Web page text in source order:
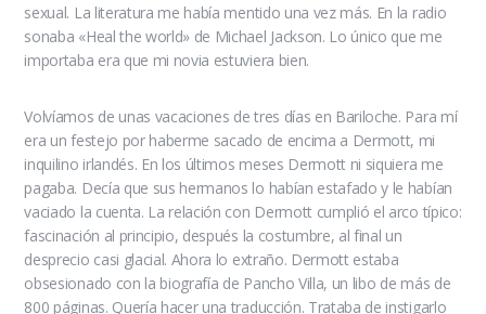
sexual. La literatura me había mentido una vez más. En la radio
sonaba «Heal the world» de Michael Jackson. Lo único que me
importaba era que mi novia estuviera bien.
Volvíamos de unas vacaciones de tres días en Bariloche. Para mí
era un festejo por haberme sacado de encima a Dermott, mi
inquilino irlandés. En los últimos meses Dermott ni siquiera me
pagaba. Decía que sus hermanos lo habían estafado y le habían
vaciado la cuenta. La relación con Dermott cumplió el arco típico:
fascinación al principio, después la costumbre, al final un
desprecio casi glacial. Ahora lo extraño. Dermott estaba
obsesionado con la biografía de Pancho Villa, un libo de más de
800 páginas. Quería hacer una traducción. Trataba de instigarlo